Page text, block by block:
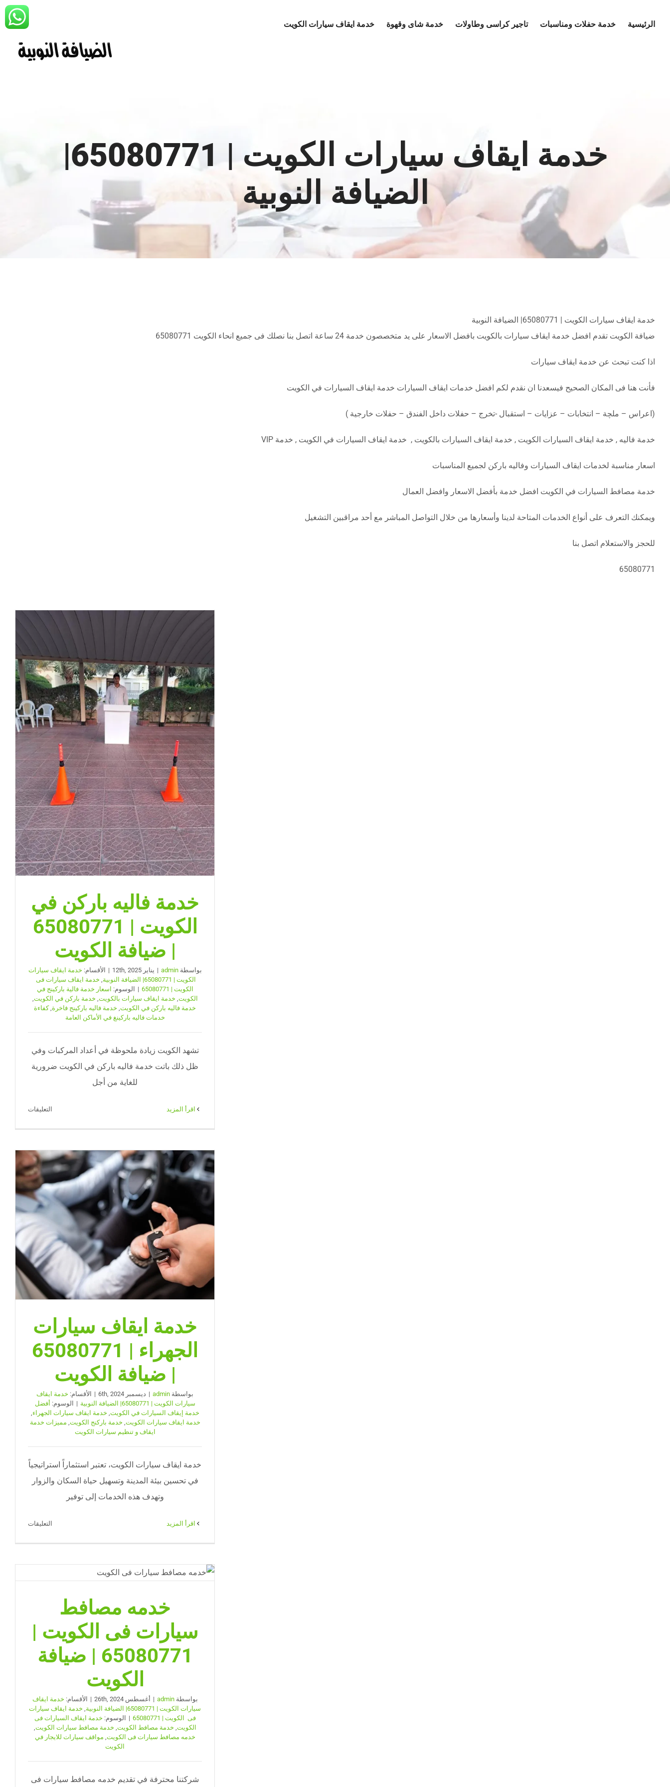
الرئيسية خدمة حفلات ومناسبات تاجير كراسى وطاولات خدمة شاى وقهوة خدمة ايقاف سيارات الكويت
خدمة ايقاف سيارات الكويت | 65080771|
الضيافة النوبية
خدمة ايقاف سيارات الكويت | 65080771| الضيافة النوبية
ضيافة الكويت تقدم افضل خدمة ايقاف سيارات بالكويت بافضل الاسعار على يد متخصصون خدمة 24 ساعة اتصل بنا نصلك فى جميع انحاء الكويت 65080771
اذا كنت تبحث عن خدمة ايقاف سيارات
فأنت هنا فى المكان الصحيح فيسعدنا ان نقدم لكم افضل خدمات ايقاف السيارات خدمة ايقاف السيارات في الكويت
(اعراس – ملچة – انتخابات – عزايات – استقبال -تخرج – حفلات داخل الفندق – حفلات خارجية )
خدمة فاليه , خدمة ايقاف السيارات الكويت , خدمة ايقاف السيارات بالكويت , خدمة ايقاف السيارات في الكويت , خدمة VIP
اسعار مناسبة لخدمات ايقاف السيارات وفاليه باركن لجميع المناسبات
خدمة مصافط السيارات في الكويت افضل خدمة بأفضل الاسعار وافضل العمال
ويمكنك التعرف على أنواع الخدمات المتاحة لدينا وأسعارها من خلال التواصل المباشر مع أحد مراقبين التشغيل
للحجز والاستعلام اتصل بنا
65080771
خدمة فاليه باركن في
الكويت | 65080771
| ضيافة الكويت
بواسطةadmin
| يناير 12th, 2025 | الأقسام: خدمة ايقاف سيارات
الكويت | 65080771| الضيافة النوبية
خدمة ايقاف سيارات فى
الكويت | 65080771
| الوسوم: اسعار خدمة فالية باركينج في
الكويت خدمة ايقاف سيارات بالكويت خدمة باركن في الكويت
خدمة فاليه باركن في الكويت, خدمة فاليه باركينج فاخرة ,كفاءة
خدمات فاليه باركينغ في الأماكن العامة
تشهد الكويت زيادة ملحوظة في أعداد المركبات وفي
ظل ذلك باتت خدمة فاليه باركن في الكويت ضرورية
للغاية من أجل
‫اقرأ المزيد التعليقات
الكويت
|
65080771
|
ضيافة
الكويت
مغلقة
خدمة ايقاف سيارات
الجهراء | 65080771
| ضيافة الكويت
بواسطة admin
| ديسمبر 6th, 2024 | الأقسام: خدمة ايقاف
سيارات الكويت | 65080771| الضيافة النوبية
| الوسوم: أفضل
خدمة إيقاف السيارات في الكويت, خدمة ايقاف سيارات الجهراء,
خدمة ايقاف سيارات الكويت, خدمة باركنج الكويت, مميزات خدمة
ايقاف و تنظيم سيارات الكويت
خدمة ايقاف سيارات الكويت، تعتبر استثماراً استراتيجياً
في تحسين بيئة المدينة وتسهيل حياة السكان والزوار
وتهدف هذه الخدمات إلى توفير
‫اقرأ المزيد التعليقات
خدمه مصافط
سيارات فى الكويت |
65080771 | ضيافة
الكويت
بواسطةadmin
| أغسطس 26th, 2024 | الأقسام: خدمة ايقاف
سيارات الكويت | 65080771| الضيافة النوبية
, خدمة ايقاف سيارات
فى الكويت | 65080771
| الوسوم: خدمة ايقاف السيارات فى
الكويت, خدمة مصافط الكويت, خدمة مصافط سيارات الكويت,
خدمه مصافط سيارات فى الكويت, مواقف سيارات للايجار في
الكويت
شركتنا محترفة في تقديم خدمه مصافط سيارات فى